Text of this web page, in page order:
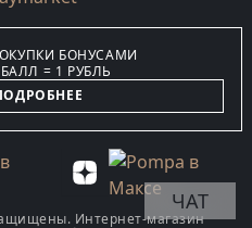
БОНУСАМИ
= 1 РУБЛЬ
Интернет-магазин
ЧАТ